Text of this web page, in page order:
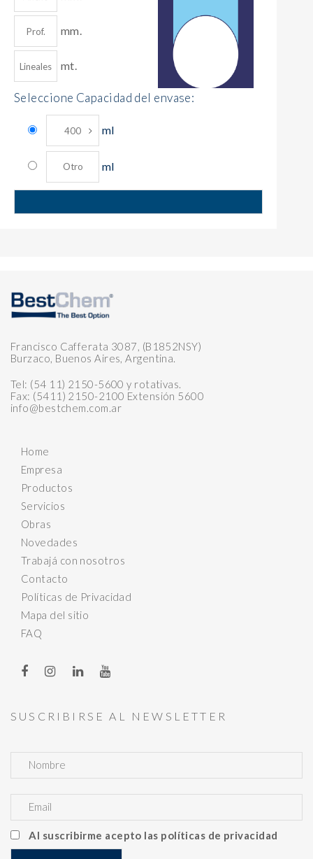
mm.
mt.
Seleccione Capacidad del envase:
ml
ml
Francisco Cafferata 3087, (B1852NSY)
Burzaco, Buenos Aires, Argentina.
Tel: (54 11) 2150-5600 y rotativas.
Fax: (5411) 2150-2100 Extensión 5600
info@bestchem.com.ar
Home
Empresa
Productos
Servicios
Obras
Novedades
Trabajá con nosotros
Contacto
Políticas de Privacidad
Mapa del sitio
FAQ
SUSCRIBIRSE AL NEWSLETTER
Al suscribirme acepto las políticas de privacidad